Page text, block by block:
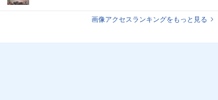
画像アクセスランキングをもっと見る